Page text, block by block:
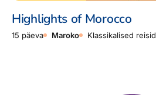
Highlights of Morocco
15 päeva Maroko Klassikalised reisid